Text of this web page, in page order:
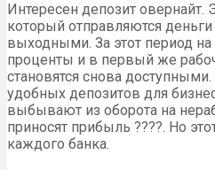
Интересен депозит овернайт.
который отправляются
выходными. За этот период на
проценты и в первый же
становятся снова
удобных депозитов для
выбывают из оборота на
приносят прибыль ????. Но
каждого банка.